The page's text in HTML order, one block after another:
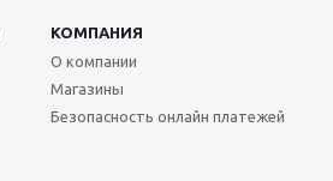
КОМПАНИЯ
О компании
Магазины
Безопасность онлайн платежей